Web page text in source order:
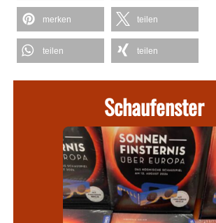
merken teilen
teilen teilen
Schaufenster